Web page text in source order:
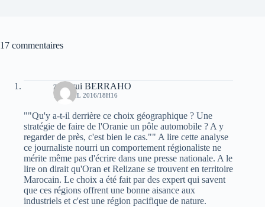
17 commentaires
zenagui BERRAHO
10 AVRIL 2016/18H16
""Qu'y a-t-il derrière ce choix géographique ? Une
stratégie de faire de l'Oranie un pôle automobile ? A y
regarder de près, c'est bien le cas."" A lire cette analyse
ce journaliste nourri un comportement régionaliste ne
mérite même pas d'écrire dans une presse nationale. A le
lire on dirait qu'Oran et Relizane se trouvent en territoire
Marocain. Le choix a été fait par des expert qui savent
que ces régions offrent une bonne aisance aux
industriels et c'est une région pacifique de nature.